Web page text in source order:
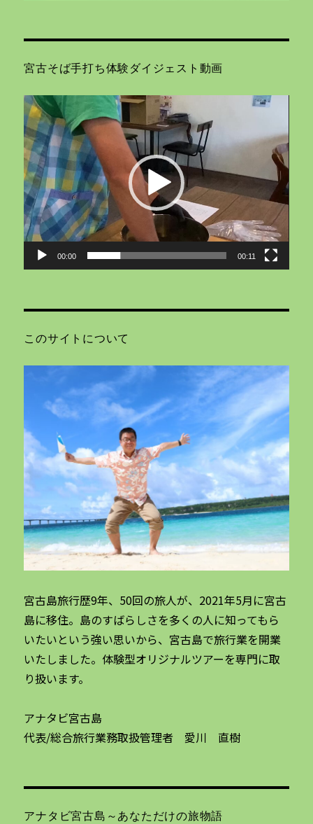
宮古そば手打ち体験ダイジェスト動画
動
画
プ
レ
ー
ヤ
ー
00:00 00:11
このサイトについて
宮古島旅行歴9年、50回の旅人が、2021年5月に宮古
島に移住。島のすばらしさを多くの人に知ってもら
いたいという強い思いから、宮古島で旅行業を開業
いたしました。体験型オリジナルツアーを専門に取
り扱います。
アナタビ宮古島
代表/総合旅行業務取扱管理者 愛川 直樹
アナタビ宮古島～あなただけの旅物語